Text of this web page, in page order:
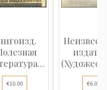
€10.00 €6.00